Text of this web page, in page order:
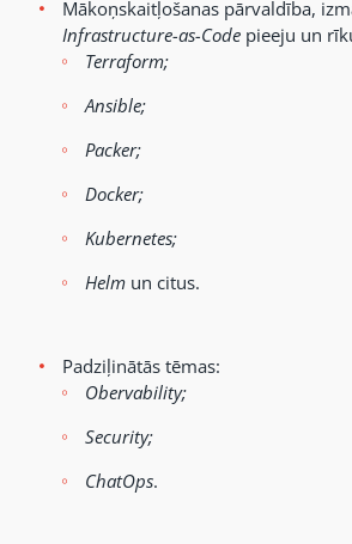
Mākoņskaitļošanas pārvaldība,
Infrastructure-as-Code pieeju un
Terraform;
Ansible;
Packer;
Docker;
Kubernetes;
Helm un citus.
Padziļinātās tēmas:
Obervability;
Security;
ChatOps.